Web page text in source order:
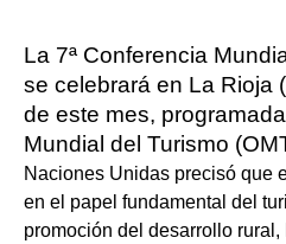
La 7ª Conferencia
se celebrará en La Rioja
de este mes,
Mundial del Turismo
Naciones Unidas precisó que
en el papel fundamental del
promoción del desarrollo